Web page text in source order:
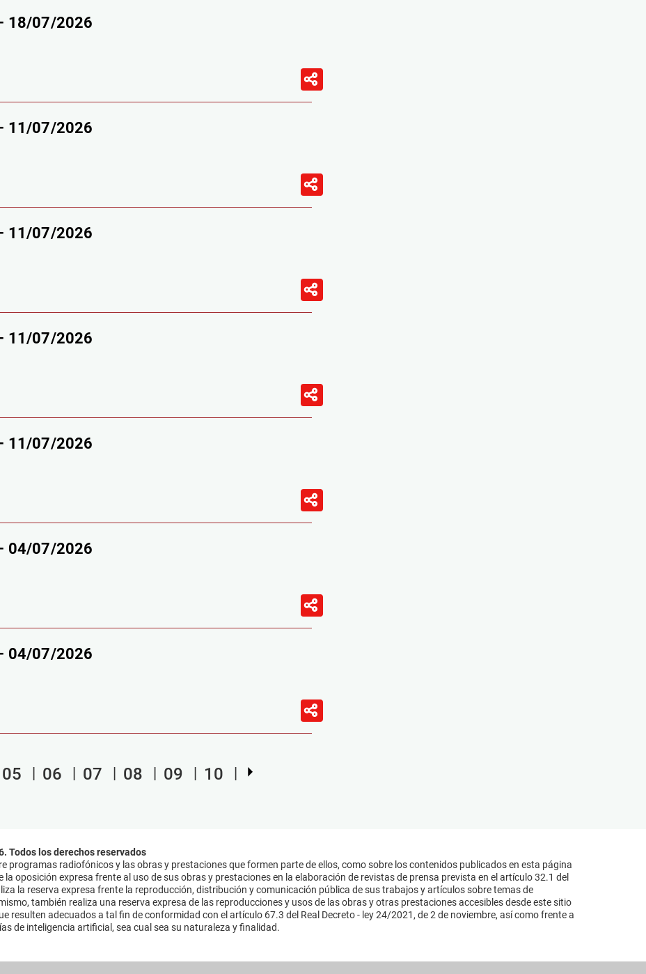
18/07/2026
11/07/2026
11/07/2026
11/07/2026
11/07/2026
04/07/2026
04/07/2026
05 06 07 08 09 10
Todos los derechos reservados
programas radiofónicos y las obras y prestaciones que formen parte de ellos, como sobre los contenidos publicados en esta página
la oposición expresa frente al uso de sus obras y prestaciones en la elaboración de revistas de prensa prevista en el artículo 32.1 del
la reserva expresa frente la reproducción, distribución y comunicación pública de sus trabajos y artículos sobre temas de
también realiza una reserva expresa de las reproducciones y usos de las obras y otras prestaciones accesibles desde este sitio
resulten adecuados a tal fin de conformidad con el artículo 67.3 del Real Decreto - ley 24/2021, de 2 de noviembre, así como frente a
de inteligencia artificial, sea cual sea su naturaleza y finalidad.